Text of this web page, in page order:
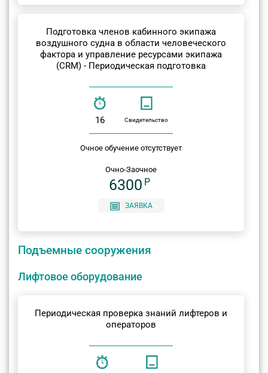
Подготовка членов кабинного экипажа
воздушного судна в области человеческого
фактора и управление ресурсами экипажа
(CRM) - Периодическая подготовка
16 Свидетельство
Очное обучение отсутствует
Очно-Заочное
6300 P
ЗАЯВКА
Подъемные сооружения
Лифтовое оборудование
Периодическая проверка знаний лифтеров и
операторов